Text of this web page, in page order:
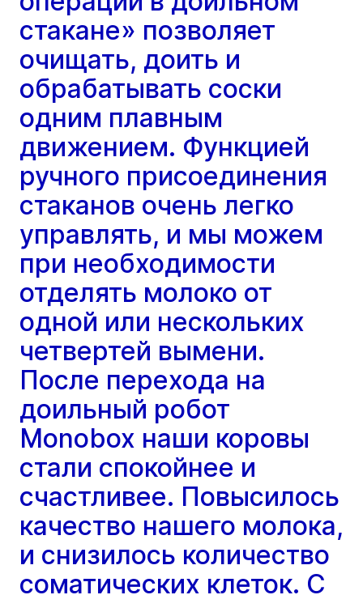
стакане» позволяет
очищать, доить и
обрабатывать соски
одним плавным
движением. Функцией
ручного присоединения
стаканов очень легко
управлять, и мы можем
при необходимости
отделять молоко от
одной или нескольких
четвертей вымени.
После перехода на
доильный робот
Monobox наши коровы
стали спокойнее и
счастливее. Повысилось
качество нашего молока,
и снизилось количество
соматических клеток. С